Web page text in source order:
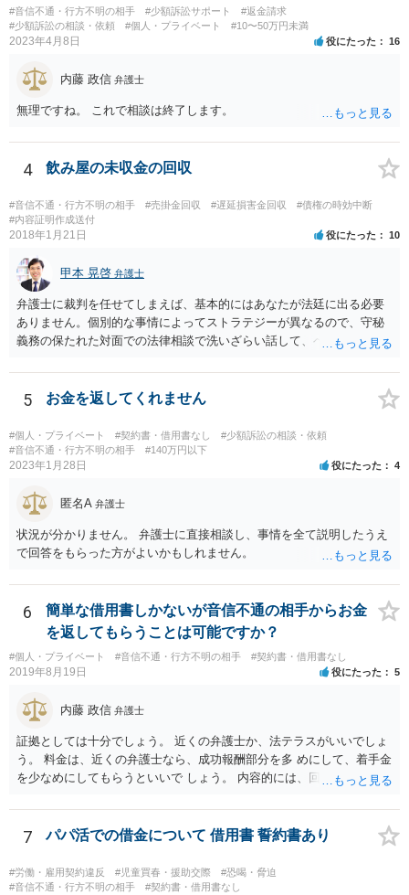
ますが、交渉を依頼すると①着手金が請求額×8％or10万円の高い方、
②成功報酬が16％、③実費というところでしょうか。法律事務所によ
っては別途日当を請求するところもあると思います。 勝訴の見込みや
お伺いできればお伝えさせていただきますので、宜しければ、個別に
#音信不通・行方不明の相手 #少額訴訟サポート
#返金請求
#少額訴訟の相談・依頼
#個人・プライベート #10〜50万円未満
2023年4月8日 役にたった 16
内藤 政信 弁護士
無理ですね。 これで相談は終了します。
4 飲み屋の未収金の回収
#音信不通・行方不明の相手 #売掛金回収 #遅延損害金回収
#債権の時効中断
#内容証明作成送付
2018年1月21日 役にたった 10
甲本 晃啓 弁護士
弁護士に裁判を任せてしまえば、基本的にはあなたが法廷に出る必要
ありません。個別的な事情によってストラテジーが異なるので、守秘
義務の保たれた対面での法律相談で洗いざらい話して、ベストな方法
5 お金を返してくれません
#個人・プライベート #契約書・借用書なし
#少額訴訟の相談・依頼
#音信不通・行方不明の相手
#140万円以下
2023年1月28日 役にたった 4
匿名A 弁護士
状況が分かりません。 弁護士に直接相談し、事情を全て説明したうえ
で回答をもらった方がよいかもしれません。
6
簡単な借用書しかないが音信不通の相手からお金
を返してもらうことは可能ですか？
#個人・プライベート #音信不通・行方不明の相手 #契約書・借用書なし
2019年8月19日 役にたった 5
内藤 政信 弁護士
証拠としては十分でしょう。 近くの弁護士か、法テラスがいいでしょ
う。 料金は、近くの弁護士なら、成功報酬部分を多 めにして、着手金
を少なめにしてもらうといいで しょう。 内容的には、回収見込みがあ
7 パパ活での借金について 借用書 誓約書あり
#労働・雇用契約違反 #児童買春・援助交際
#恐喝・脅迫
#音信不通・行方不明の相手
#契約書・借用書なし